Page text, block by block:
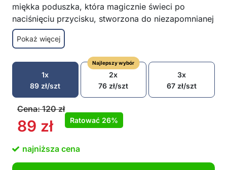
miękka poduszka, która magicznie świeci po
naciśnięciu przycisku, stworzona do niezapomnianej
zabawy w ciągu dnia i słodkich snów w nocy!
Poduszka z wbudowanym światłem LED dla
magicznego blasku
Łatwa w obsłudze po naciśnięciu przycisku
Wielofunkcyjne zastosowanie: zabawka, lampka
nocna, dekoracja pokoju
Działa na baterie AA (nie dołączone)
Idealny prezent na każdą okazję
W opakowaniu: 1x poduszka świetlna StarGlow
Pokaż więcej
1x
89 zł/szt
Najlepszy wybór
2x
76 zł/szt
3x
67 zł/szt
Cena:120zł
89 zł Ratować 26%
najniższa cena